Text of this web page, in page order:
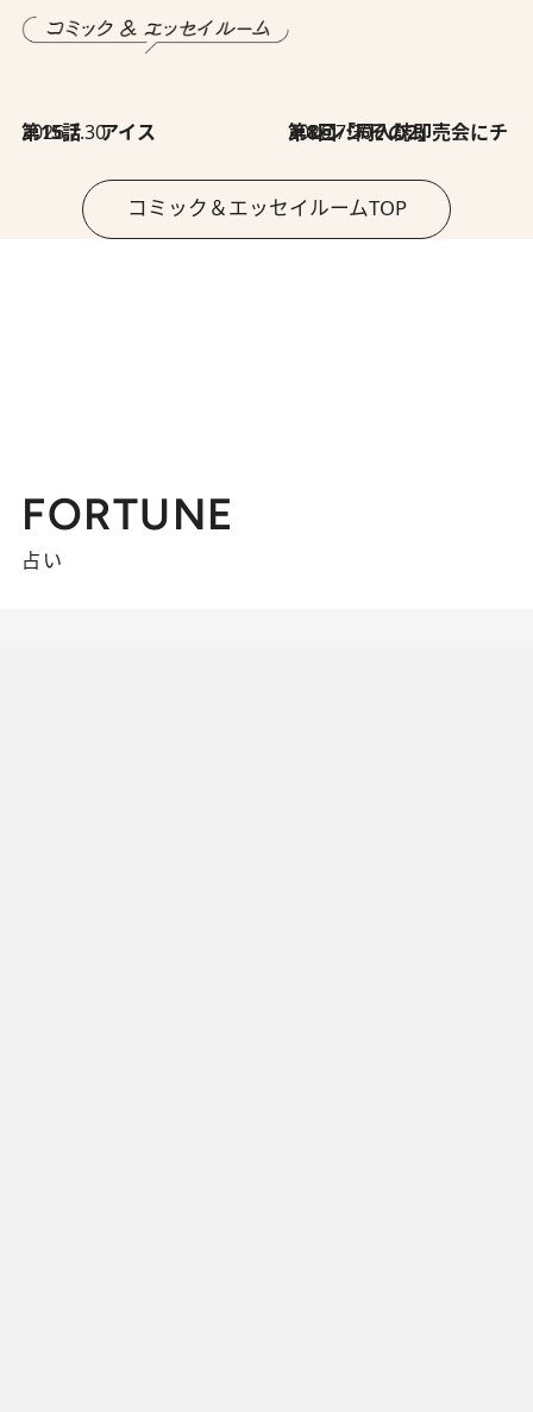
2026.7.30
第15話 アイス 2026.7.30
第8回「同人誌即売会にチャレンジ その2」
コミック＆エッセイルームTOP
FORTUNE
占い